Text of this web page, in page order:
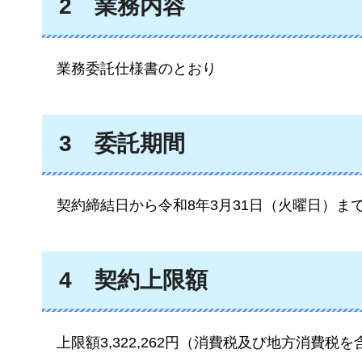
2 業務内容
業務委託仕様書のとおり
3 委託期間
契約締結日から令和8年3月31日（火曜日）ま
4 契約上限額
上限額3,322,262円（消費税及び地方消費税を